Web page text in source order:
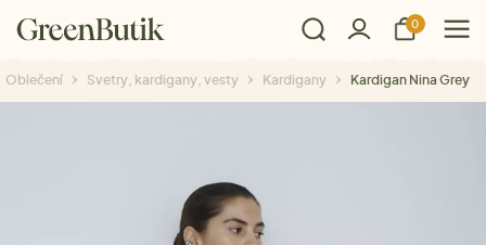
0
Oblečení Svetry, kardigany, vesty Kardigany Kardigan Nina Grey